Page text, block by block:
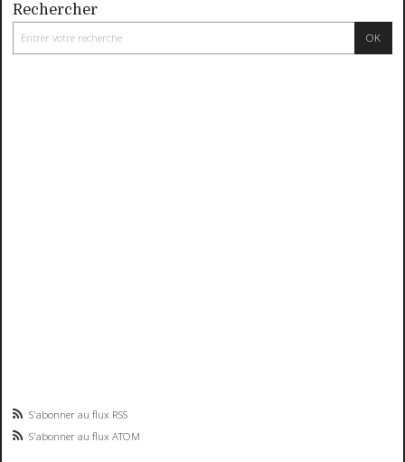
Rechercher
S'abonner au flux RSS
S'abonner au flux ATOM